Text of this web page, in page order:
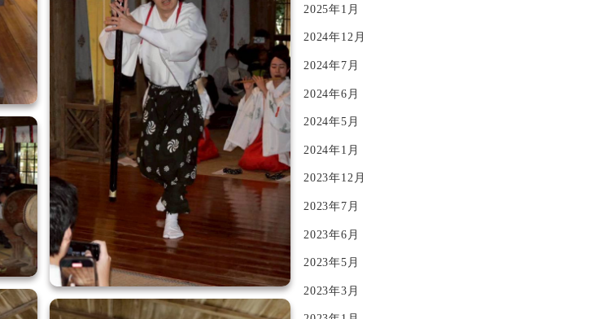
2025年1月
2024年12月
2024年7月
2024年6月
2024年5月
2024年1月
2023年12月
2023年7月
2023年6月
2023年5月
2023年3月